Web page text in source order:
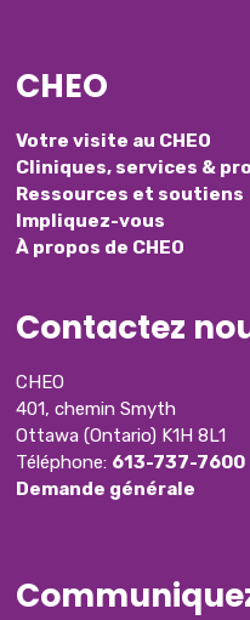
CHEO
Votre visite au CHEO
Cliniques, services &
Ressources et soutiens
Impliquez-vous
À propos de CHEO
Contactez
CHEO
401, chemin Smyth
Ottawa (Ontario) K1H 8L1
Téléphone: 613-737-7600
Demande générale